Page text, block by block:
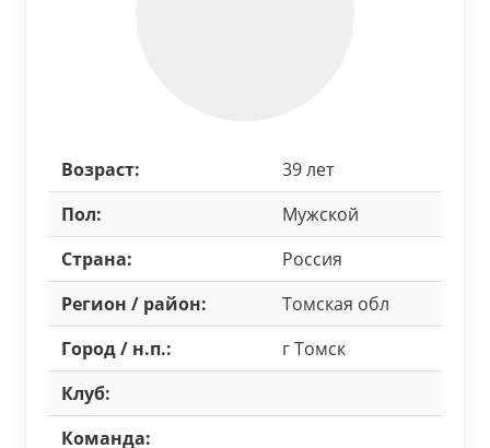
Возраст:
39 лет
Пол:
Мужской
Страна:
Россия
Регион / район:
Томская обл
Город / н.п.:
г Томск
Клуб:
Команда: